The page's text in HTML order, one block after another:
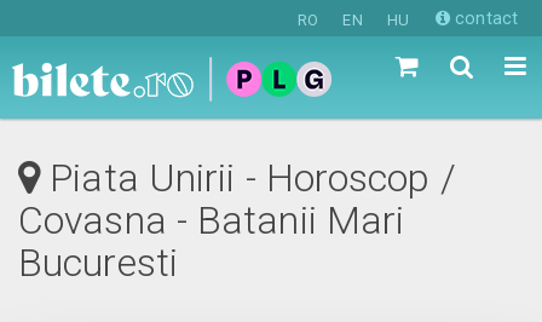
RO EN HU contact
Piata Unirii - Horoscop /
Covasna - Batanii Mari
Bucuresti